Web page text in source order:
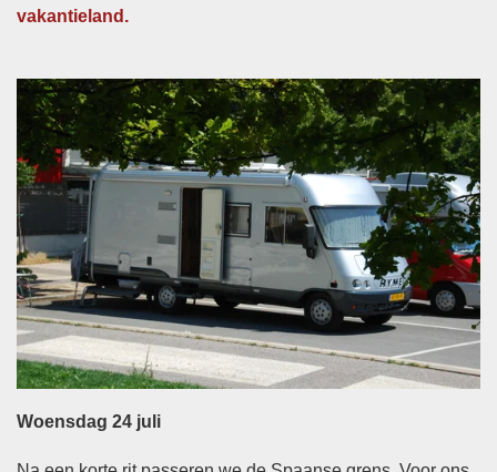
vakantieland.
Woensdag 24 juli